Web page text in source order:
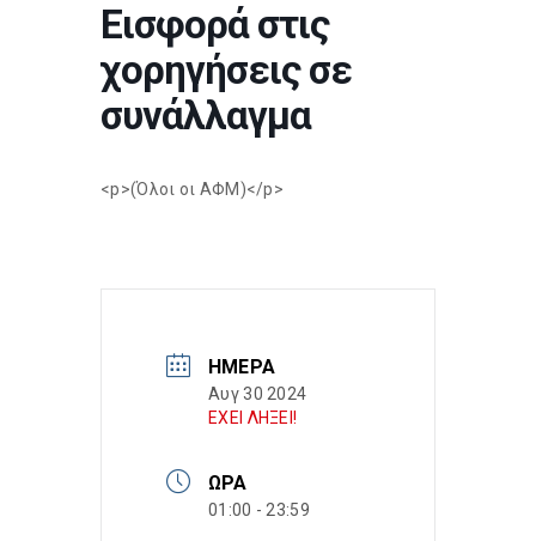
Εισφορά στις
χορηγήσεις σε
συνάλλαγμα
<p>(Όλοι οι ΑΦΜ)</p>
ΗΜΈΡΑ
Αυγ 30 2024
ΕΧΕΙ ΛΗΞΕΙ!
ΏΡΑ
01:00 - 23:59